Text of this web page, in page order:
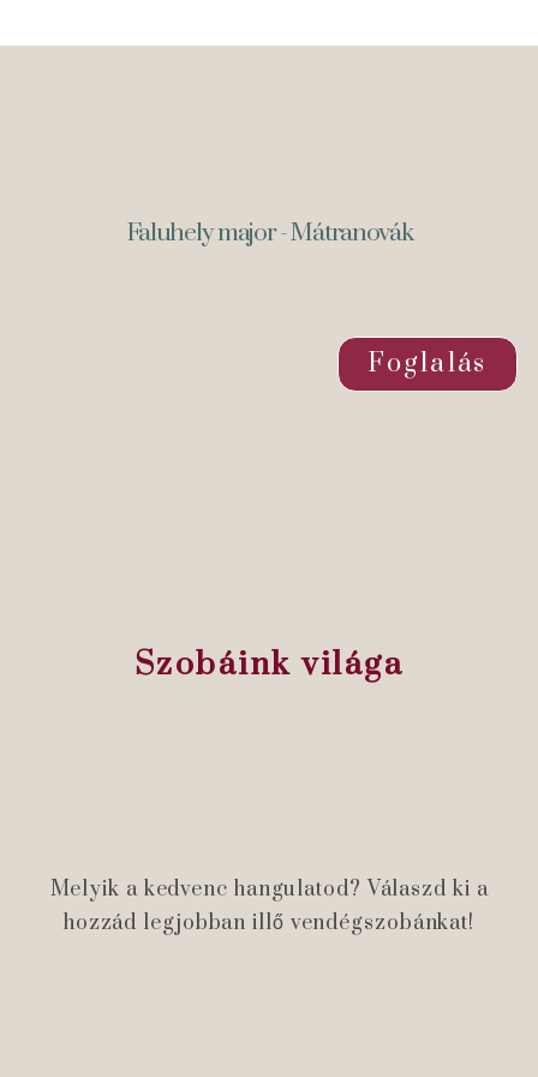
Faluhely major - Mátranovák
Foglalás
Szobáink világa
Melyik a kedvenc hangulatod? Válaszd ki a
hozzád legjobban illő vendégszobánkat!